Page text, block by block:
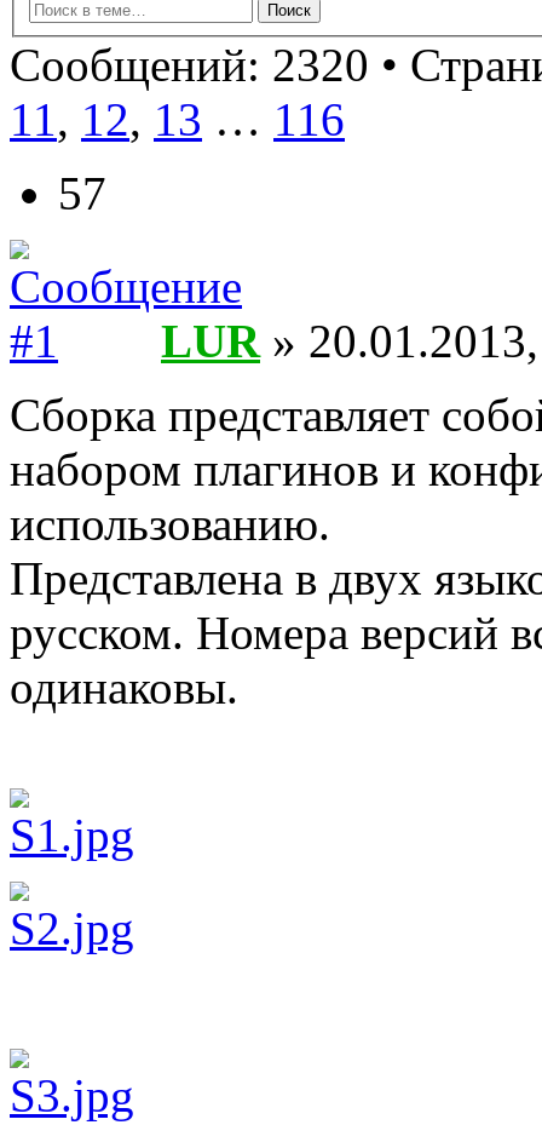
Сообщений: 2320 •
11, 12, 13 … 116
57
LUR»
Сборка представляет
набором плагинов и
использованию.
Представлена в двух
русском. Номера версий
одинаковы.